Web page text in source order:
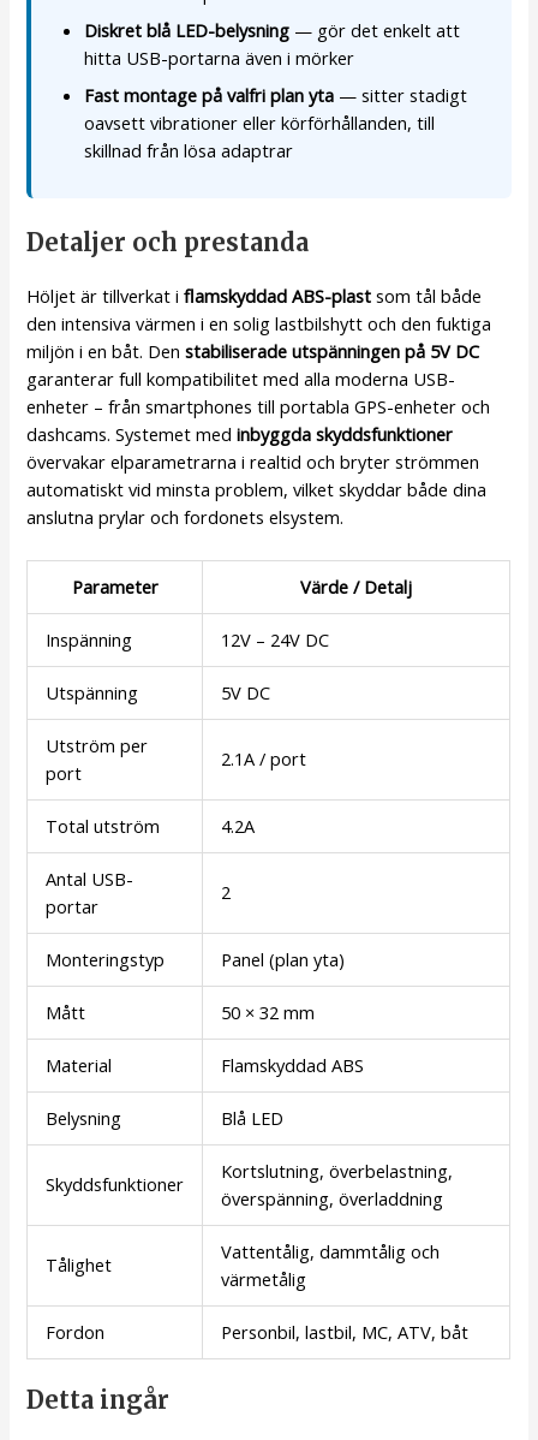
Diskret blå LED-belysning — gör det enkelt att
hitta USB-portarna även i mörker
Fast montage på valfri plan yta — sitter stadigt
oavsett vibrationer eller körförhållanden, till
skillnad från lösa adaptrar
Detaljer och prestanda
Höljet är tillverkat iflamskyddad ABS-plast som tål både
den intensiva värmen i en solig lastbilshytt och den fuktiga
miljön i en båt. Denstabiliserade utspänningen på 5V DC
garanterar full kompatibilitet med alla moderna USB-
enheter – från smartphones till portabla GPS-enheter och
dashcams. Systemet medinbyggda skyddsfunktioner
övervakar elparametrarna i realtid och bryter strömmen
automatiskt vid minsta problem, vilket skyddar både dina
anslutna prylar och fordonets elsystem.
Parameter Värde / Detalj
Inspänning 12V – 24V DC
Utspänning 5V DC
Utström per
port
2.1A / port
Total utström 4.2A
Antal USB-
portar
2
Monteringstyp Panel (plan yta)
Mått 50 × 32 mm
Material Flamskyddad ABS
Belysning Blå LED
Skyddsfunktioner
Kortslutning, överbelastning,
överspänning, överladdning
Tålighet
Vattentålig, dammtålig och
värmetålig
Fordon Personbil, lastbil, MC, ATV, båt
Detta ingår